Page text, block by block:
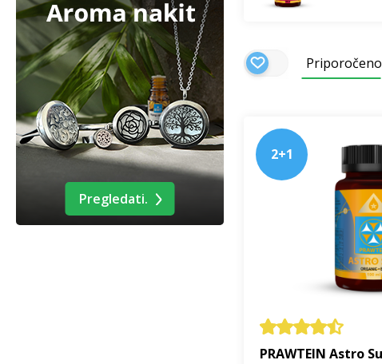
Pregledati.
Priporočeno
2+1
PRAWTEIN Astro